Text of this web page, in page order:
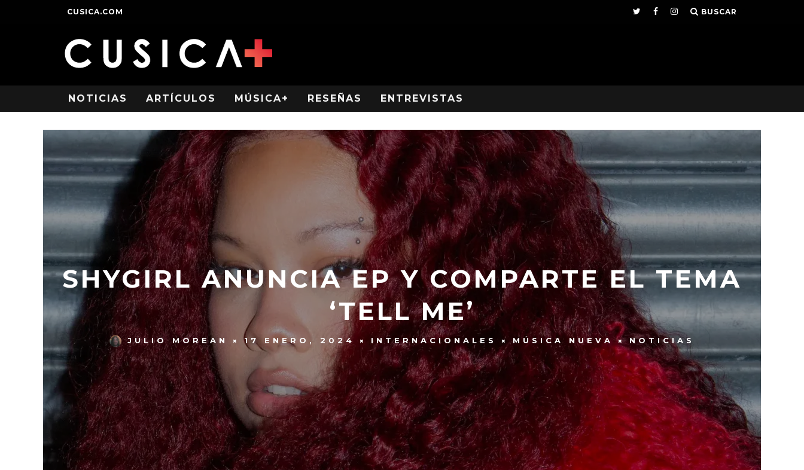
CUSICA.COM BUSCAR
NOTICIAS ARTÍCULOS MÚSICA+ RESEÑAS ENTREVISTAS
SHYGIRL ANUNCIA EP Y COMPARTE EL TEMA
‘TELL ME’
JULIO MOREAN 17 ENERO, 2024 INTERNACIONALES MÚSICA NUEVA NOTICIAS